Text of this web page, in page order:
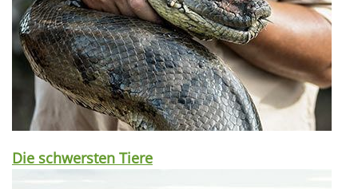
Die schwersten Tiere